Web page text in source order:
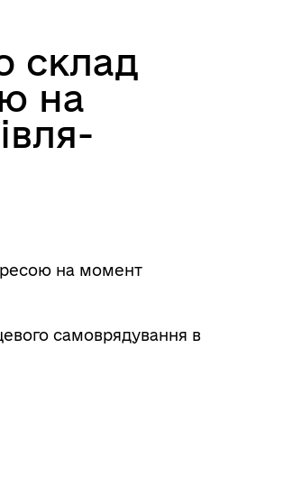
склад
на
на момент
самоврядування в